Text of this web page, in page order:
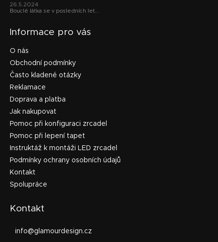
26.5.2024
Bouclé látka se v posledních let...
Informace pro vás
O nás
Obchodní podmínky
Často kladené otázky
Reklamace
Doprava a platba
Jak nakupovat
Pomoc při konfiguraci zrcadel
Pomoc při lepení tapet
Instruktáž k montáži LED zrcadel
Podmínky ochrany osobních údajů
Kontakt
Spolupráce
Kontakt
info@glamourdesign.cz